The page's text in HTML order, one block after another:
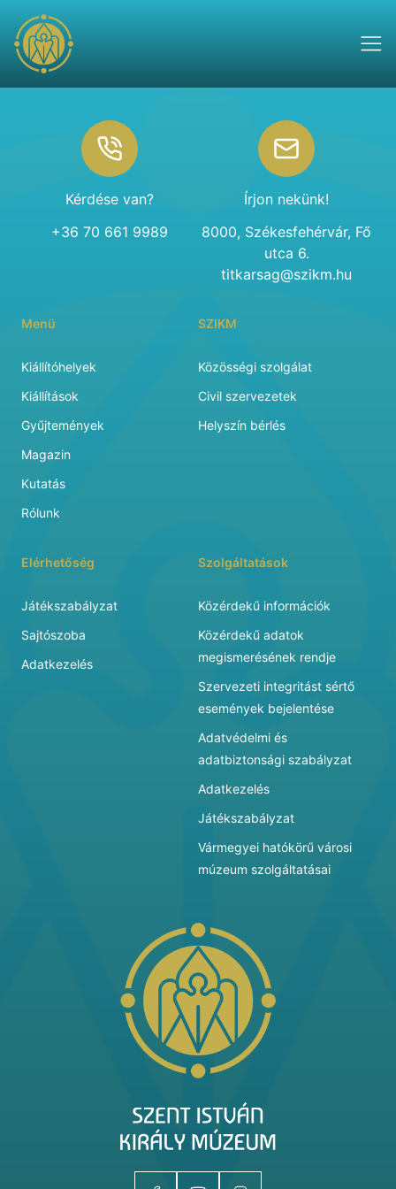
Kérdése van?
+36 70 661 9989
Írjon nekünk!
8000, Székesfehérvár, Fő
utca 6.
titkarsag@szikm.hu
Menü
Kiállítóhelyek
Kiállítások
Gyűjtemények
Magazin
Kutatás
Rólunk
SZIKM
Közösségi szolgálat
Civil szervezetek
Helyszín bérlés
Elérhetőség
Játékszabályzat
Sajtószoba
Adatkezelés
Szolgáltatások
Közérdekű információk
Közérdekű adatok
megismerésének rendje
Szervezeti integritást sértő
események bejelentése
Adatvédelmi és
adatbiztonsági szabályzat
Adatkezelés
Játékszabályzat
Vármegyei hatókörű városi
múzeum szolgáltatásai